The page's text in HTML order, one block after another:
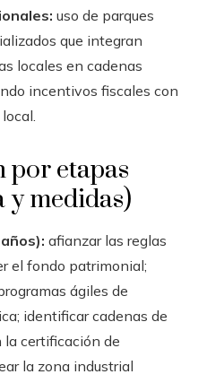
uso de parques
que integran
locales en cadenas
incentivos fiscales con
etapas
medidas)
afianzar las reglas
el fondo patrimonial;
ágiles de
identificar cadenas de
certificación de
la zona industrial